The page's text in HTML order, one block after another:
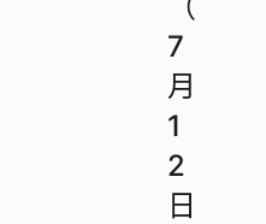
7
月
1
2
日